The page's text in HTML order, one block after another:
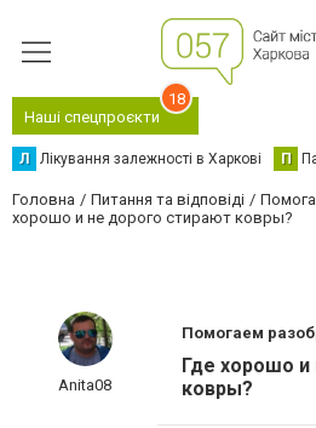
Наші спецпроєкти
18
Л Лікування залежності в Харкові П
Головна Питання та відповіді
хорошо и не дорого стирают ковры?
Anita08
Помогаем
Где хорошо и
ковры?